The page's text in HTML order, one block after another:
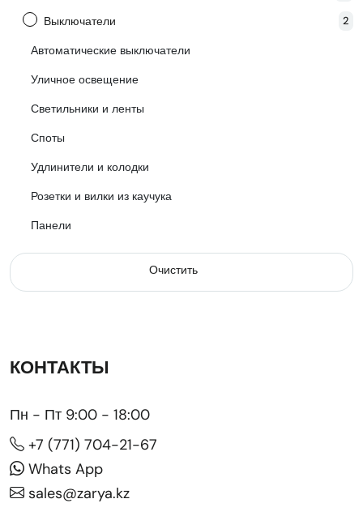
Выключатели 2
Автоматические выключатели
Уличное освещение
Светильники и ленты
Споты
Удлинители и колодки
Розетки и вилки из каучука
Панели
Очистить
КОНТАКТЫ
Пн - Пт 9:00 - 18:00
+7 (771) 704-21-67
Whats App
sales@zarya.kz